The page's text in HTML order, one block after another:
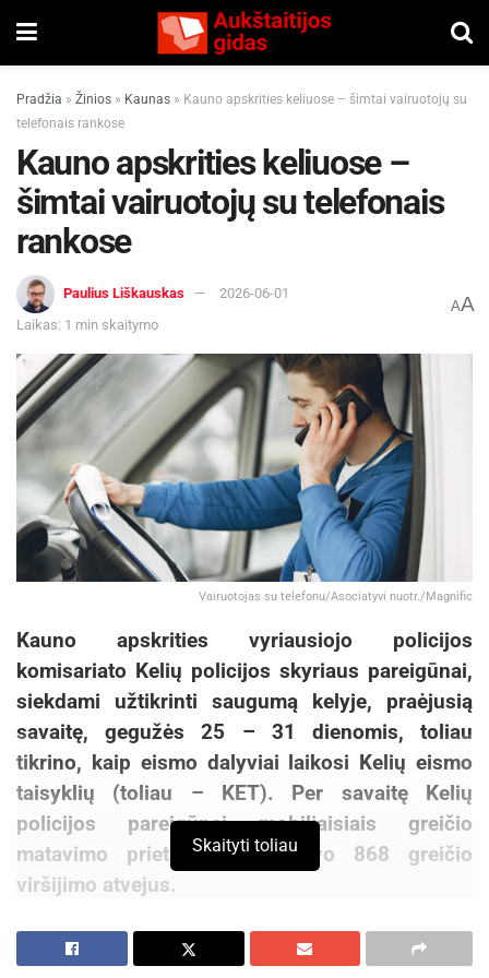
Pradžia » Žinios » Kaunas » Kauno apskrities keliuose – šimtai vairuotojų su
telefonais rankose
Kauno apskrities keliuose –
šimtai vairuotojų su telefonais
rankose
Paulius Liškauskas
2026-06-01
Laikas: 1 min skaitymo
AA
Vairuotojas su telefonu/Asociatyvi nuotr./Magnific
Kauno apskrities vyriausiojo policijos
komisariato Kelių policijos skyriaus pareigūnai,
siekdami užtikrinti saugumą kelyje, praėjusią
savaitę, gegužės 25 – 31 dienomis, toliau
tikrino, kaip eismo dalyviai laikosi Kelių eismo
taisyklių (toliau – KET). Per savaitę Kelių
policijos pareigūnai mobiliaisiais greičio
matavimo prietaisais užfiksavo 868 greičio
viršijimo atvejus.
Praėjusią savaitę Kelių policijos pareigūnai ir
toliau vykdė policines priemones, skirtas
Skaityti toliau